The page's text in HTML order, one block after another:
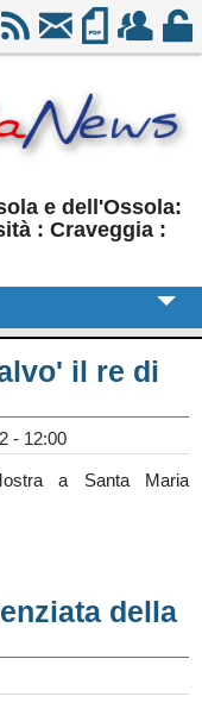
e dell'Ossola:
: Craveggia :
il re di
- 12:00
a Santa Maria
della